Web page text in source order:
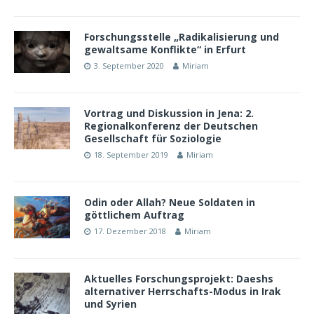
Forschungsstelle „Radikalisierung und
gewaltsame Konflikte“ in Erfurt
3. September 2020 Miriam
Vortrag und Diskussion in Jena: 2.
Regionalkonferenz der Deutschen
Gesellschaft für Soziologie
18. September 2019 Miriam
Odin oder Allah? Neue Soldaten in
göttlichem Auftrag
17. Dezember 2018 Miriam
Aktuelles Forschungsprojekt: Daeshs
alternativer Herrschafts-Modus in Irak
und Syrien